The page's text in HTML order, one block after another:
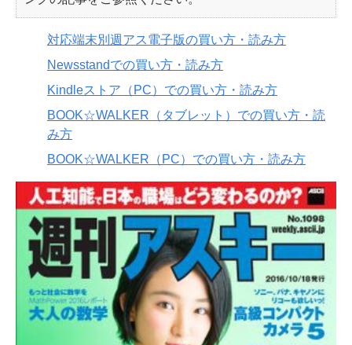
対応端末別週アス電子版の買い方・読み方
Newsstandでの買い方・読み方
Kindleストア（PC）での買い方・読み方
BOOK☆WALKER（タブレット）での買い方・読
み方
BOOK☆WALKER（PC）での買い方・読み方